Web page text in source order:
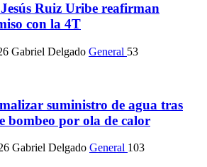
Ruiz Uribe reafirman
con la 4T
Gabriel Delgado General 53
suministro de agua tras
bombeo por ola de calor
Gabriel Delgado General 103